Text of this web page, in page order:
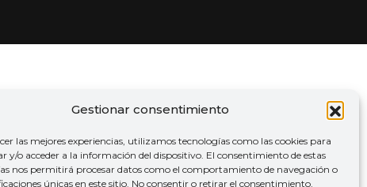
Gestionar consentimiento
las mejores experiencias, utilizamos tecnologías como las cookies para
y/o acceder a la información del dispositivo. El consentimiento de estas
nos permitirá procesar datos como el comportamiento de navegación o
únicas en este sitio. No consentir o retirar el consentimiento,